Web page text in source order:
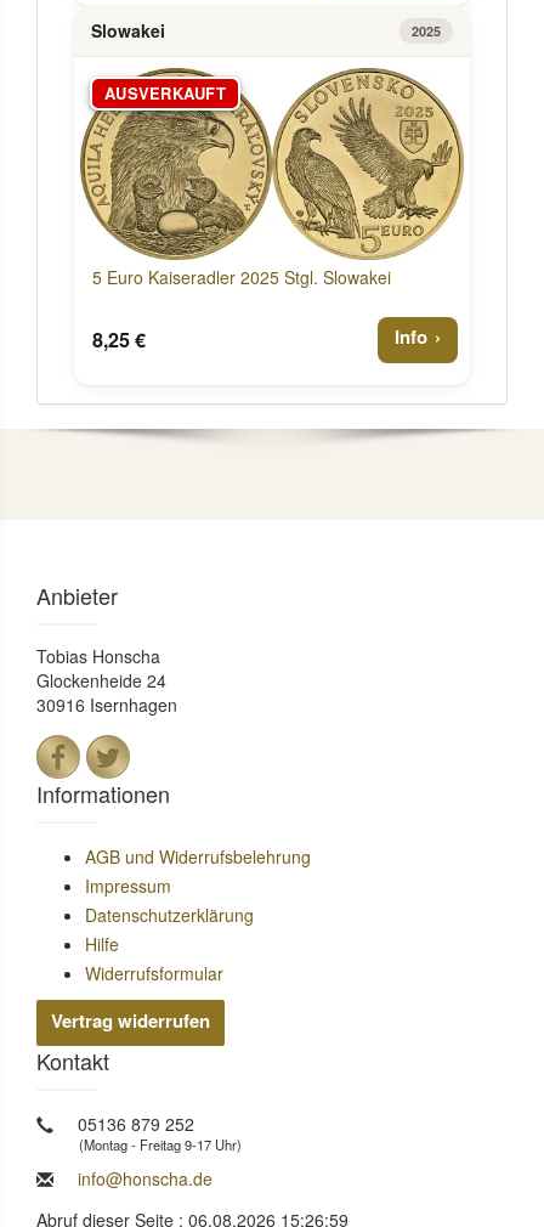
Slowakei 2025
AUSVERKAUFT
5 Euro Kaiseradler 2025 Stgl. Slowakei
8,25 € Info
Anbieter
Tobias Honscha
Glockenheide 24
30916 Isernhagen
Informationen
AGB und Widerrufsbelehrung
Impressum
Datenschutzerklärung
Hilfe
Widerrufsformular
Vertrag widerrufen
Kontakt
05136 879 252
(Montag - Freitag 9-17 Uhr)
info@honscha.de
Abruf dieser Seite : 06.08.2026 15:26:59